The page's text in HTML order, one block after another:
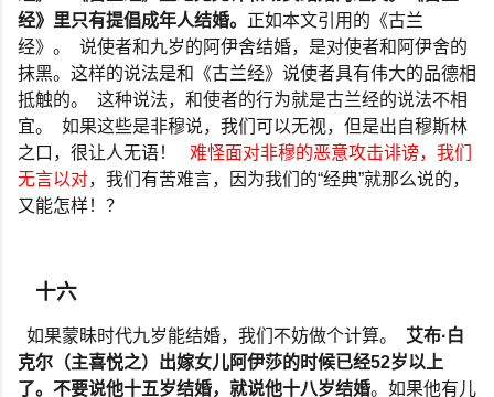
经》里只有提倡成年人结婚。 正如本文引用的《古兰
经》。
说使者和九岁的阿伊舍结婚，是对使者和阿伊舍的
抹黑。这样的说法是和《古兰经》说使者具有伟大的品德相
抵触的。
这种说法，和使者的行为就是古兰经的说法不相
宜。
如果这些是非穆说，我们可以无视，但是出自穆斯林
之口，很让人无语！
难怪面对非穆的恶意攻击诽谤，我们
无言以对，我们有苦难言，因为我们的“经典”就那么说的，
又能怎样！？
十六
如果蒙昧时代九岁能结婚，我们不妨做个计算。 艾布·白
克尔（主喜悦之）出嫁女儿阿伊莎的时候已经52岁以上
了。不要说他十五岁结婚，就说他十八岁结婚。如果他有儿